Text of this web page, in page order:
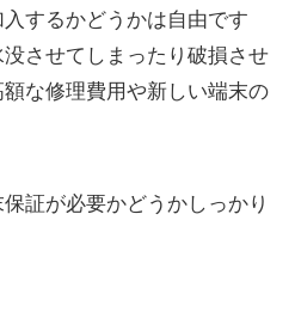
するかどうかは自由です
させてしまったり破損させ
な修理費用や新しい端末の
証が必要かどうかしっかり